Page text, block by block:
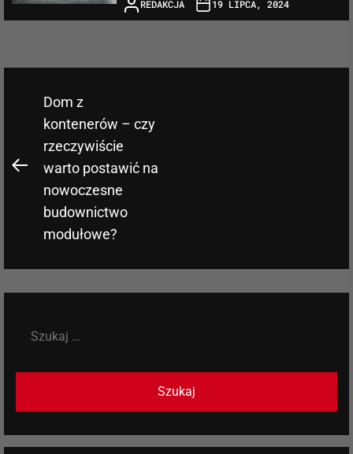
REDAKCJA 19 LIPCA, 2024
Nawigacja
wpisu
Previous
Dom z
kontenerów – czy
rzeczywiście
warto postawić na
nowoczesne
budownictwo
modułowe?